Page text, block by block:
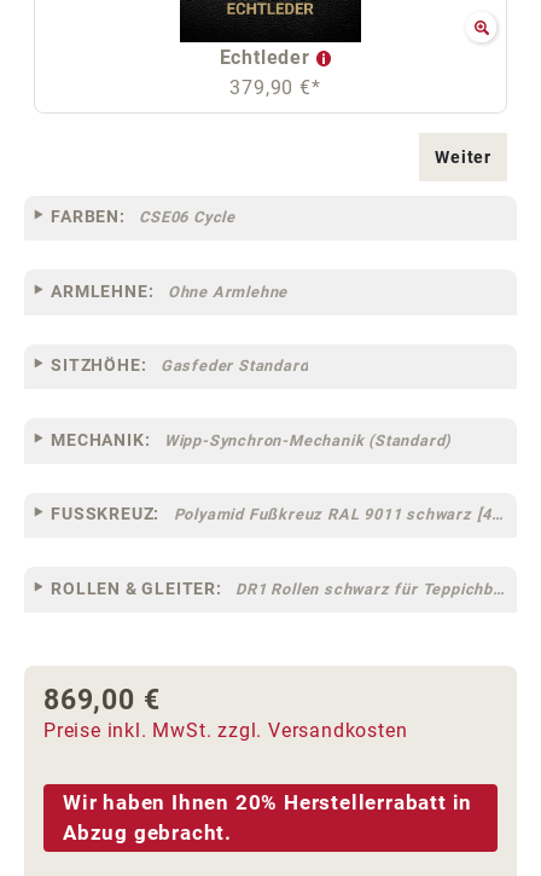
Echtleder
379,90 €*
Weiter
FARBEN: CSE06 Cycle
ARMLEHNE: Ohne Armlehne
SITZHÖHE: Gasfeder Standard
MECHANIK: Wipp-Synchron-Mechanik (Standard)
FUSSKREUZ: Polyamid Fußkreuz RAL 9011 schwarz [44]
ROLLEN & GLEITER: DR1 Rollen schwarz für Teppichböden [10]
Regulärer Preis:
869,00 €
Preise inkl. MwSt. zzgl. Versandkosten
Wir haben Ihnen 20% Herstellerrabatt in
Abzug gebracht.